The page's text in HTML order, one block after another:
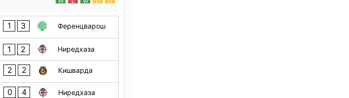
1 3 Ференцварош
1 2 Ниредхаза
2 2 Кишварда
0 4 Ниредхаза